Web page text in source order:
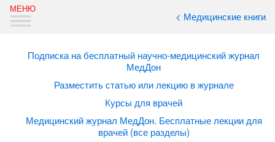
< Медицинские книги
Подписка на бесплатный научно-медицинский журнал
МедДон
Разместить статью или лекцию в журнале
Курсы для врачей
Медицинский журнал МедДон. Бесплатные лекции для
врачей (все разделы)